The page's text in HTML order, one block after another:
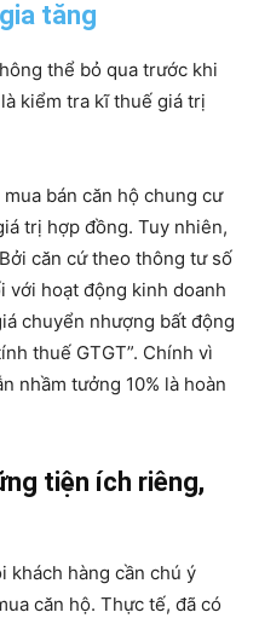
tăng
thể bỏ qua trước khi
kiểm tra kĩ thuế giá trị
bán căn hộ chung cư
trị hợp đồng. Tuy nhiên,
căn cứ theo thông tư số
với hoạt động kinh doanh
chuyển nhượng bất động
thuế GTGT”. Chính vì
nhầm tưởng 10% là hoàn
tiện ích riêng,
khách hàng cần chú ý
căn hộ. Thực tế, đã có